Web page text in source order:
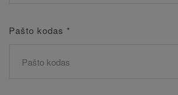
Pašto kodas *